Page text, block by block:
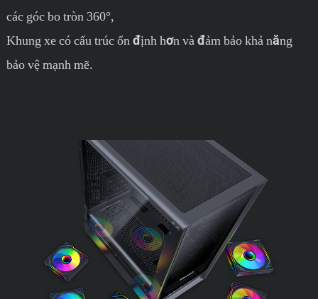
các góc bo tròn 360°,
Khung xe có cấu trúc ổn định hơn và đảm bảo khả năng
bảo vệ mạnh mẽ.